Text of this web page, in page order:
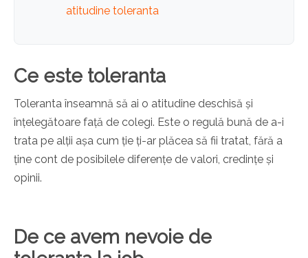
atitudine toleranta
Ce este toleranta
Toleranta înseamnă să ai o atitudine deschisă și
înțelegătoare față de colegi. Este o regulă bună de a-i
trata pe alții așa cum ție ți-ar plăcea să fii tratat, fără a
ține cont de posibilele diferențe de valori, credințe și
opinii.
De ce avem nevoie de